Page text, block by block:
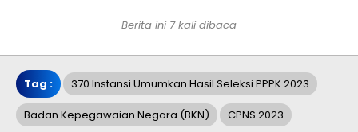
Berita ini 7 kali dibaca
Tag : 370 Instansi Umumkan Hasil Seleksi PPPK 2023
Badan Kepegawaian Negara (BKN) CPNS 2023